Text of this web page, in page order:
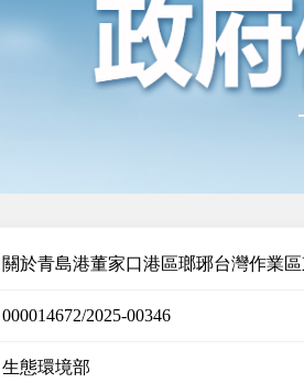
關於青島港董家口港區瑯琊台灣作業
000014672/2025-00346
生態環境部